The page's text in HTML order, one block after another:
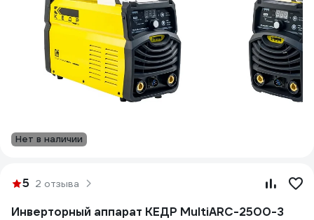
Нет в наличии
5 2 отзыва
Инверторный аппарат КЕДР MultiARC-2500-3